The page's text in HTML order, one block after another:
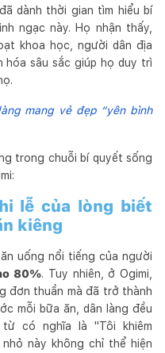
dành thời gian tìm hiểu bí
ngạc này. Họ nhận thấy,
khoa học, người dân địa
sâu sắc giúp họ duy trì
mang vẻ đẹp “yên bình
trong chuỗi bí quyết sống
lễ của lòng biết
kiêng
uống nổi tiếng của người
80%. Tuy nhiên, ở Ogimi,
đơn thuần mà đã trở thành
mỗi bữa ăn, dân làng đều
từ có nghĩa là "Tôi khiêm
này không chỉ thể hiện